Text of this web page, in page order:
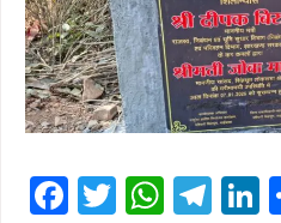
Facebook
Twitter